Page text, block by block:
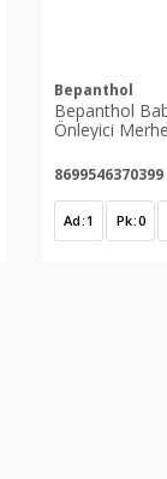
Bepanthol
Bepanthol
Önleyici
8699546370399
Ad 1 Pk 0